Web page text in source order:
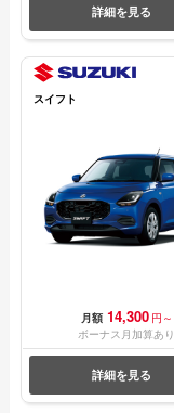
詳細を見る
スイフト
月額 14,300 円～
ボーナス月加算あり
詳細を見る